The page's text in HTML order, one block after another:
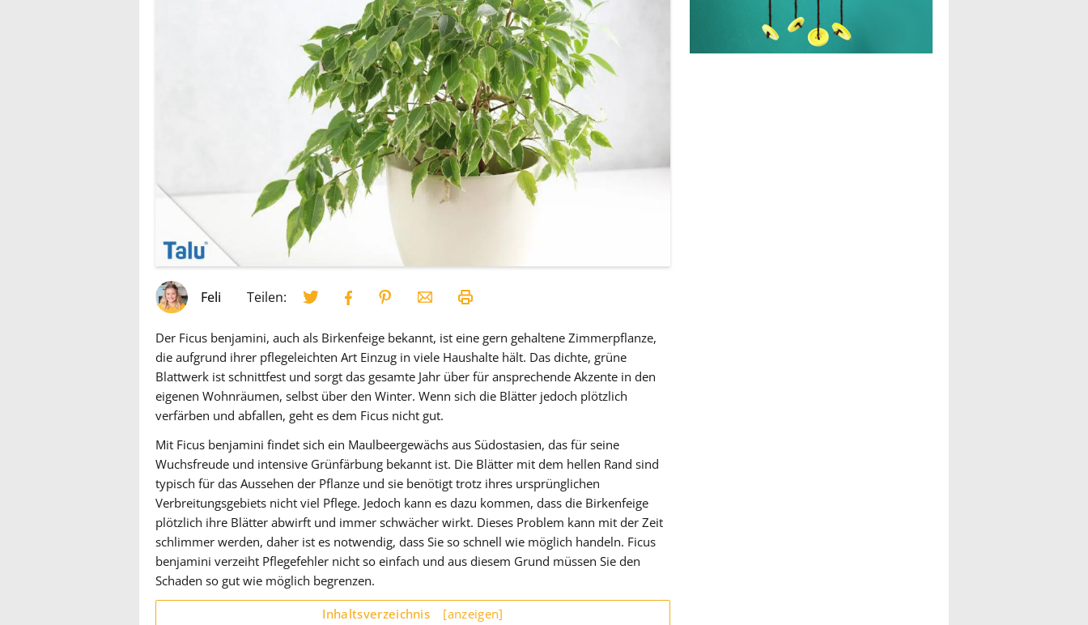
Feli Teilen:
Der Ficus benjamini, auch als Birkenfeige bekannt, ist eine gern gehaltene Zimmerpflanze,
die aufgrund ihrer pflegeleichten Art Einzug in viele Haushalte hält. Das dichte, grüne
Blattwerk ist schnittfest und sorgt das gesamte Jahr über für ansprechende Akzente in den
eigenen Wohnräumen, selbst über den Winter. Wenn sich die Blätter jedoch plötzlich
verfärben und abfallen, geht es dem Ficus nicht gut.
Mit Ficus benjamini findet sich ein Maulbeergewächs aus Südostasien, das für seine
Wuchsfreude und intensive Grünfärbung bekannt ist. Die Blätter mit dem hellen Rand sind
typisch für das Aussehen der Pflanze und sie benötigt trotz ihres ursprünglichen
Verbreitungsgebiets nicht viel Pflege. Jedoch kann es dazu kommen, dass die Birkenfeige
plötzlich ihre Blätter abwirft und immer schwächer wirkt. Dieses Problem kann mit der Zeit
schlimmer werden, daher ist es notwendig, dass Sie so schnell wie möglich handeln. Ficus
benjamini verzeiht Pflegefehler nicht so einfach und aus diesem Grund müssen Sie den
Schaden so gut wie möglich begrenzen.
Inhaltsverzeichnis [anzeigen]